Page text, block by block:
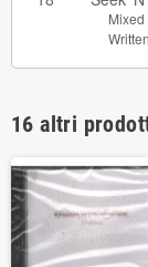
Mixed
16 altri